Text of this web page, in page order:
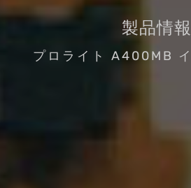
製品情報
プロライト A400MB